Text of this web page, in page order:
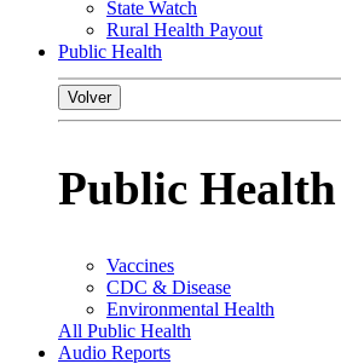
State Watch
Rural Health Payout
Public Health
Volver
Public Health
Vaccines
CDC & Disease
Environmental Health
All Public Health
Audio Reports